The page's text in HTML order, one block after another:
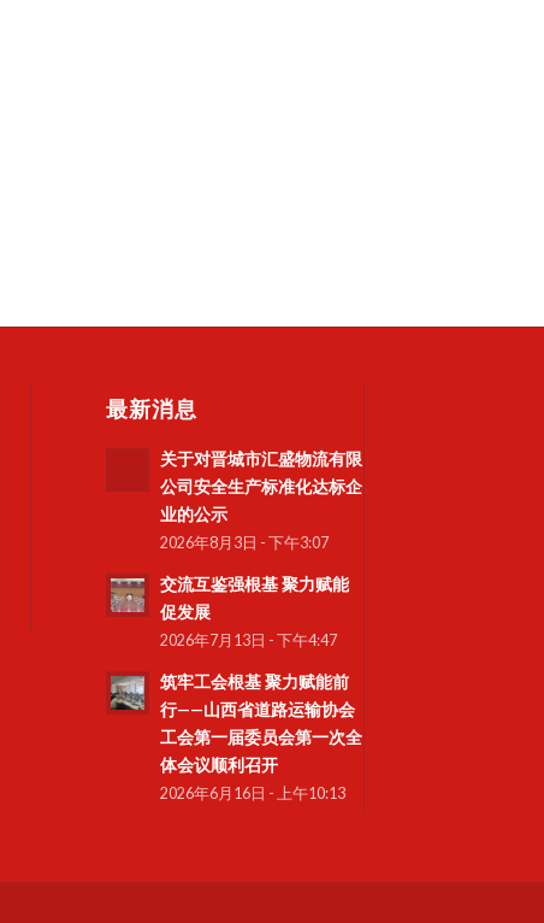
最新消息
关于对晋城市汇盛物流有限
公司安全生产标准化达标企
业的公示
2026年8月3日 - 下午3:07
交流互鉴强根基 聚力赋能
促发展
2026年7月13日 - 下午4:47
筑牢工会根基 聚力赋能前
行——山西省道路运输协会
工会第一届委员会第一次全
体会议顺利召开
2026年6月16日 - 上午10:13